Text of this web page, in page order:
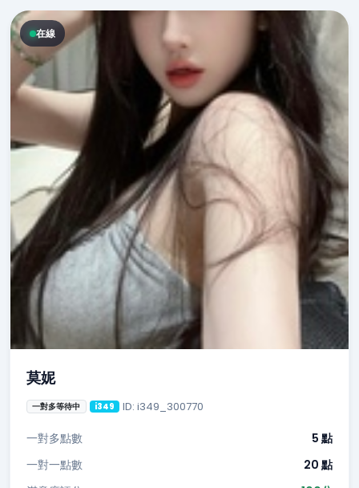
在線
莫妮
一對多等待中 i349 ID: i349_300770
一對多點數
5 點
一對一點數
20 點